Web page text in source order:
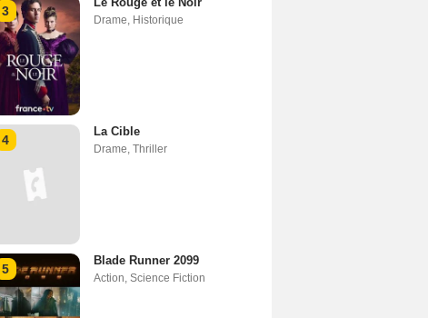
3
Drame Historique
4
La Cible
Drame Thriller
5
Blade Runner 2099
Action Science Fiction